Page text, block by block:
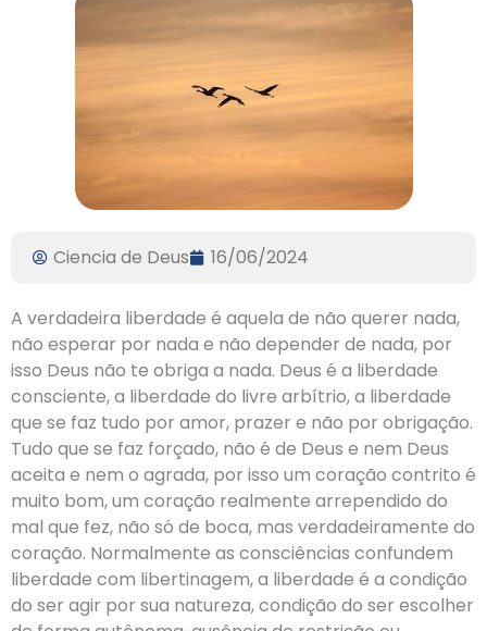
Ciencia de Deus 16/06/2024
A verdadeira liberdade é aquela de não querer nada,
não esperar por nada e não depender de nada, por
isso Deus não te obriga a nada. Deus é a liberdade
consciente, a liberdade do livre arbítrio, a liberdade
que se faz tudo por amor, prazer e não por obrigação.
Tudo que se faz forçado, não é de Deus e nem Deus
aceita e nem o agrada, por isso um coração contrito é
muito bom, um coração realmente arrependido do
mal que fez, não só de boca, mas verdadeiramente do
coração. Normalmente as consciências confundem
liberdade com libertinagem, a liberdade é a condição
do ser agir por sua natureza, condição do ser escolher